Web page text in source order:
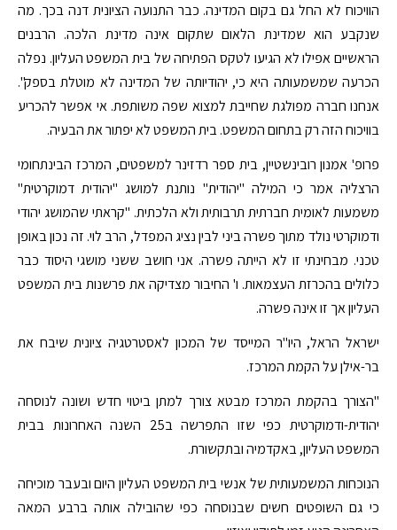
הוויכוח לא החל גם בקום המדינה. כבר התנועה הציונית דנה בכך. מה
שנקבע הוא שמדינת הלאום שתקום אינה מדינת הלכה. הרבנים
הראשיים אפילו לא הגיעו לטקס הפתיחה של בית המשפט העליון. נפלה
הכרעה שמשמעותה היא כי, יהודיותה של המדינה לא מוטלת בספק".
אנחנו חברה מפולגת שחייבת למצוא שפה משותפת. אי אפשר להכריע
בוויכוח הזה רק בתחום המשפט. בית המשפט לא יפתור את הבעיה.
פרופ' אמנון רובינשטיין, בית ספר רדזינר למשפטים, המרכז הבינתחומי
הרצליה אמר כי המילה "יהודית" נותנת למושג "יהודית דמוקרטית"
משמעות לאומית חברתית תרבותית ולא הלכתית. "קראתי שהמושג יהודי
ודמוקרטי נולד מתוך פשרה ביני לבין נציג המפדל, הרב לוי. זה נכון באופן
טכני. מבחינתי זו לא הייתה פשרה. אני חושב ששני מושגי היסוד כבר
כלולים בהכרזת העצמאות. ו' החיבור מצדיקה את פרשנות בית המשפט
העליון אך זו אינה פשרה.
ישראל הראל, היו"ר המייסד של המכון לאסטרטגיה ציונית שיבח את
בר-אילן על הקמת המרכז.
"הצורך בהקמת המרכז מבטא צורך למתן ביטוי חדש ושונה לנוסחה
יהודית-ודמוקרטית כפי שזו התפרשה ב25 השנה האחרונות בבית
המשפט העליון, באקדמיה ובתקשורת.
הנוכחות המשמעותית של אנשי בית המשפט העליון היום ובעבר מוכיחה
כי גם השופטים חשים שבנוסחה כפי שהובילה אותה ברבע המאה